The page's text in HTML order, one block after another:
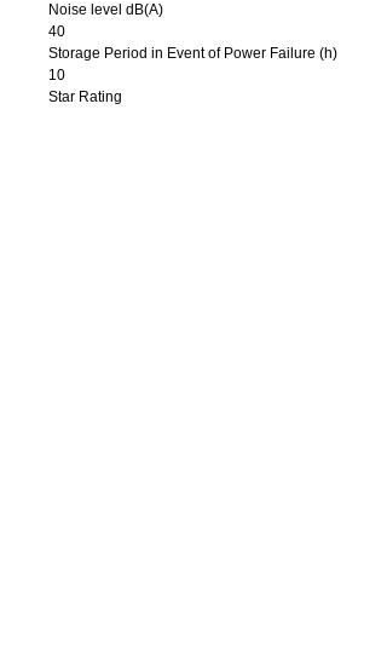
Noise level dB(A)
40
Storage Period in Event of Power Failure (h)
10
Star Rating